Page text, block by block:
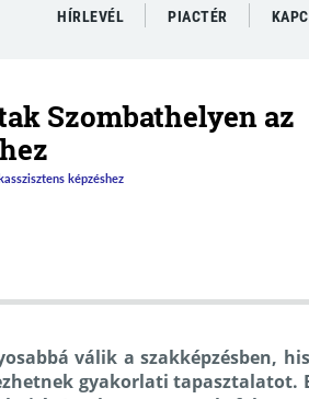
HÍRLEVÉL PIACTÉR
Szombathelyen az
képzéshez
válik a szakképzésben,
gyakorlati tapasztalatot.